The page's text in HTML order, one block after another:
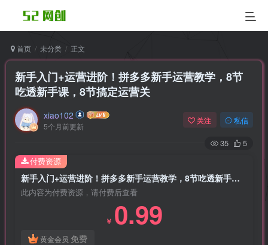
首页 未分类 正文
新手入门+运营进阶！拼多多新手运营教学，8节
吃透新手课，8节搞定运营关
xiao102
5个月前更新
关注 私信
35 5
新手入门+运营进阶！拼多多新手运营教学，8节吃透新手课，8节搞定运营关
此内容为付费资源，请付费后查看
￥ 0.99
黄金会员 免费
付费资源